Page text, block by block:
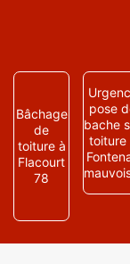
Bâchage
de
toiture à
Flacourt
78
pose
bache
toiture